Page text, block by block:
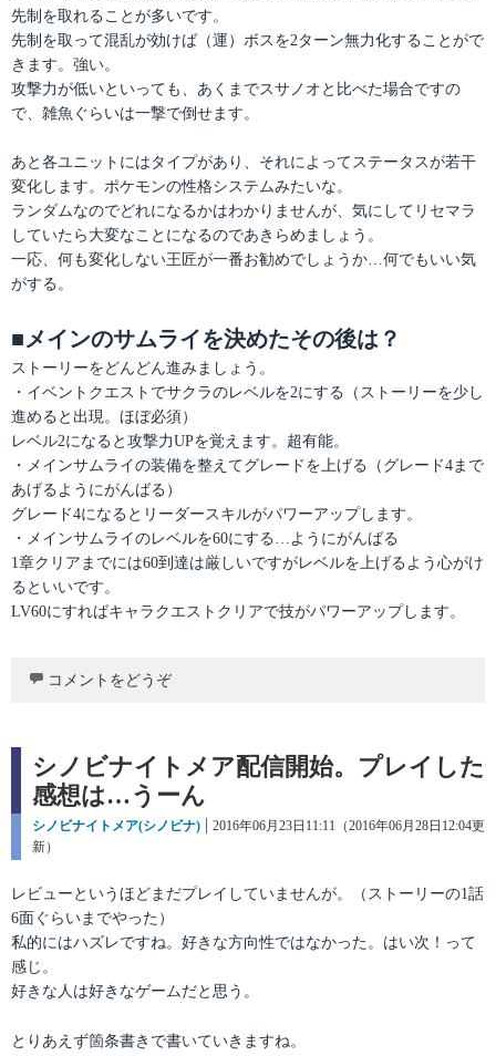
先制を取れることが多いです。
先制を取って混乱が効けば（運）ボスを2ターン無力化することがで
きます。強い。
攻撃力が低いといっても、あくまでスサノオと比べた場合ですの
で、雑魚ぐらいは一撃で倒せます。
あと各ユニットにはタイプがあり、それによってステータスが若干
変化します。ポケモンの性格システムみたいな。
ランダムなのでどれになるかはわかりませんが、気にしてリセマラ
していたら大変なことになるのであきらめましょう。
一応、何も変化しない王匠が一番お勧めでしょうか…何でもいい気
がする。
■メインのサムライを決めたその後は？
ストーリーをどんどん進みましょう。
・イベントクエストでサクラのレベルを2にする（ストーリーを少し
進めると出現。ほぼ必須）
レベル2になると攻撃力UPを覚えます。超有能。
・メインサムライの装備を整えてグレードを上げる（グレード4まで
あげるようにがんばる）
グレード4になるとリーダースキルがパワーアップします。
・メインサムライのレベルを60にする…ようにがんばる
1章クリアまでには60到達は厳しいですがレベルを上げるよう心がけ
るといいです。
LV60にすればキャラクエストクリアで技がパワーアップします。
コメントをどうぞ
シノビナイトメア配信開始。プレイした
感想は…うーん
カ
テ
リ
ー
シノビナイトメア(シノビナ)
投
2016年06月23日11:11（2016年06月28日12:04更
新）
レビューというほどまだプレイしていませんが。（ストーリーの1話
6面ぐらいまでやった）
私的にはハズレですね。好きな方向性ではなかった。はい次！って
感じ。
好きな人は好きなゲームだと思う。
とりあえず箇条書きで書いていきますね。